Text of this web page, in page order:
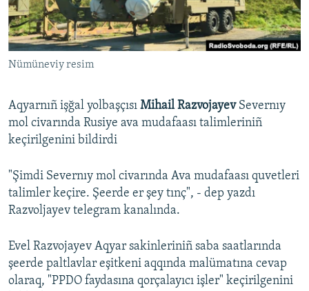
Русский
Українською
QOŞULIÑIZ!
RFE/RS bütün saytları
Nümüneviy resim
Aqyarnıñ işğal yolbaşçısı Mihail Razvojayev Severnıy
mol civarında Rusiye ava mudafaası talimleriniñ
keçirilgenini bildirdi
"Şimdi Severnıy mol civarında Ava mudafaası quvetleri
talimler keçire. Şeerde er şey tınç", - dep yazdı
Razvoljayev telegram kanalında.
Evel Razvojayev Aqyar sakinleriniñ saba saatlarında
şeerde paltlavlar eşitkeni aqqında malümatına cevap
olaraq, "PPDO faydasına qorçalayıcı işler" keçirilgenini